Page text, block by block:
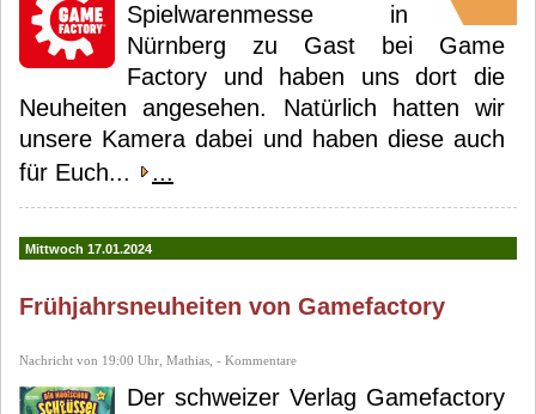
Spielwarenmesse in
Nürnberg zu Gast bei Game
Factory und haben uns dort die
Neuheiten angesehen. Natürlich hatten wir
unsere Kamera dabei und haben diese auch
für Euch...
...
Mittwoch 17.01.2024
Frühjahrsneuheiten von Gamefactory
Nachricht von 19:00 Uhr, Mathias, - Kommentare
Der schweizer Verlag Gamefactory